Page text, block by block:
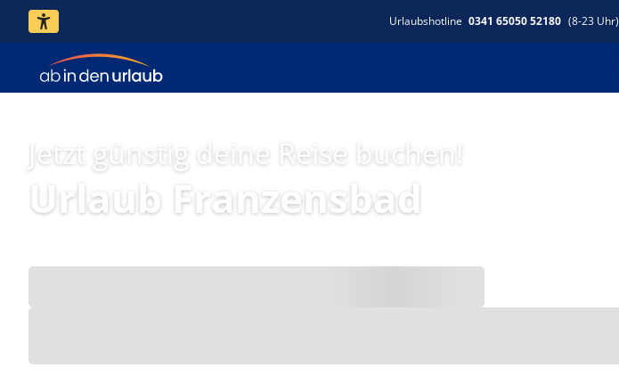
Urlaubshotline 0341 65050 52180 (8-23 Uhr)
Jetzt günstig deine Reise buchen!
Urlaub Franzensbad